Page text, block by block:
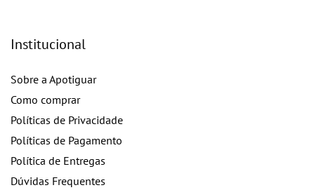
Institucional
Sobre a Apotiguar
Como comprar
Políticas de Privacidade
Políticas de Pagamento
Política de Entregas
Dúvidas Frequentes